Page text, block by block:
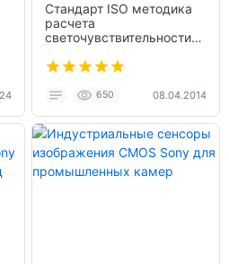
Стандарт ISO методика
расчета
светочувствительности
650 08.04.2014